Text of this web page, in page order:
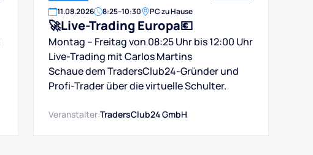
11.08.2026 8:25–10:30 PC zu Hause
🚀Live-Trading Europa💶
Montag – Freitag von 08:25 Uhr bis 12:00 Uhr
Live-Trading mit Carlos Martins
Schaue dem TradersClub24-Gründer und
Profi-Trader über die virtuelle Schulter.
Veranstalter:TradersClub24 GmbH